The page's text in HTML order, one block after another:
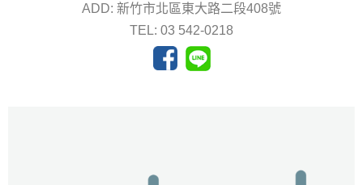
ADD: 新竹市北區東大路二段408號
TEL: 03 542-0218